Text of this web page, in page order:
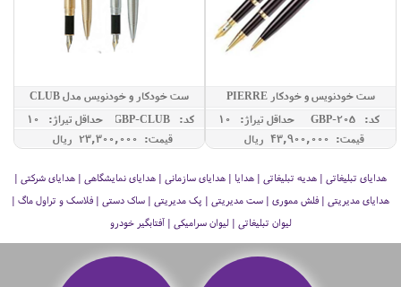
ست خودنویس و خودکار PIERRE
CARDIN مدل LEO
کد: GBP-205
حداقل تيراژ: 10
قیمت: 43,900,000 ريال
ست خودکار و خودنویس مدل CLUB
کد: GBP-CLUB
حداقل تيراژ: 10
قیمت: 23,300,000 ريال
هدایای تبلیغاتی | هدیه تبلیغاتی | هدایا | هدایای سازمانی | هدایای نمایشگاهی | هدایای شرکتی |
هدایای مدیریتی | فلش مموری | ست مدیریتی | پک مدیریتی | ساک دستی | فلاسک و تراول ماگ |
لیوان تبلیغاتی | لیوان سرامیکی | آفتابگیر خودرو